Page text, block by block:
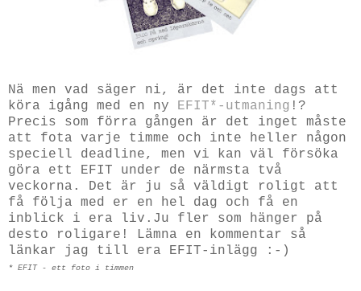
Nä men vad säger ni, är det inte dags att
köra igång med en ny EFIT*-utmaning !?
Precis som förra gången är det inget måste
att fota varje timme och inte heller någon
speciell deadline, men vi kan väl försöka
göra ett EFIT under de närmsta två
veckorna. Det är ju så väldigt roligt att
få följa med er en hel dag och få en
inblick i era liv.Ju fler som hänger på
desto roligare! Lämna en kommentar så
länkar jag till era EFIT-inlägg :-)
* EFIT - ett foto i timmen